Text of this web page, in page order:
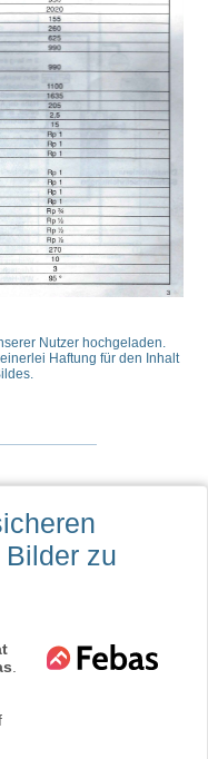
Nutzer hochgeladen.
Haftung für den Inhalt
zu